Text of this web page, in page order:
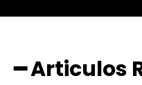
━ Articulos